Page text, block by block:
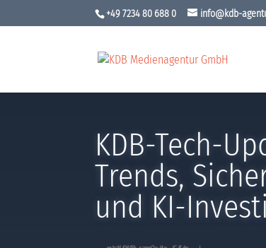
+49 7234 80 688 0 info@kdb-
KDB-Tech-
Trends,
und KI-